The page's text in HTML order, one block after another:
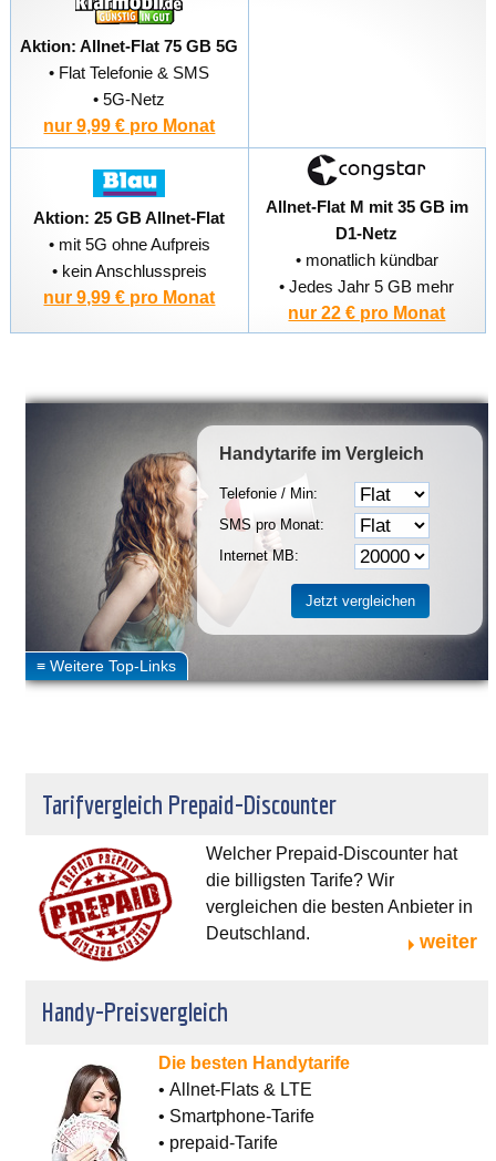
Aktion: Allnet-Flat 75 GB 5G
• Flat Telefonie & SMS
• 5G-Netz
nur 9,99 € pro Monat
Aktion: 25 GB Allnet-Flat
• mit 5G ohne Aufpreis
• kein Anschlusspreis
nur 9,99 € pro Monat
Allnet-Flat M mit 35 GB im
D1-Netz
• monatlich kündbar
• Jedes Jahr 5 GB mehr
nur 22 € pro Monat
Handytarife im Vergleich
Telefonie / Min:
SMS pro Monat:
Internet MB:
Tarifvergleich Prepaid-Discounter
Welcher Prepaid-Discounter hat
die billigsten Tarife? Wir
vergleichen die besten Anbieter in
Deutschland.
weiter
Handy-Preisvergleich
Die besten Handytarife
• Allnet-Flats & LTE
• Smartphone-Tarife
• prepaid-Tarife